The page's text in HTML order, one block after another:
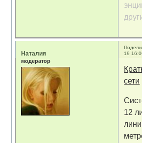
19
Наталия
модератор
сети
12